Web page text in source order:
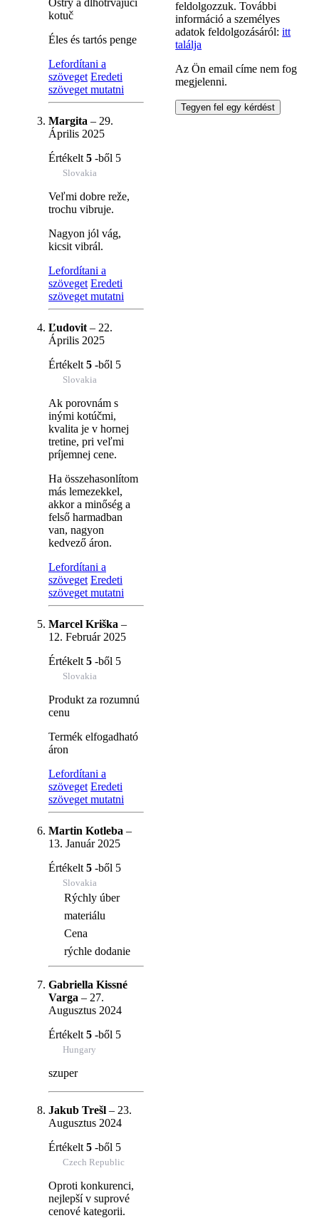
kotuč
Éles és tartós penge
Lefordítani a
szöveget Eredeti
szöveget mutatni
Margita – 29.
Április 2025
Értékelt 5 -ből 5
Slovakia
Veľmi dobre reže,
trochu vibruje.
Nagyon jól vág,
kicsit vibrál.
Lefordítani a
szöveget Eredeti
szöveget mutatni
Ľudovit – 22.
Április 2025
Értékelt 5 -ből 5
Slovakia
Ak porovnám s
inými kotúčmi,
kvalita je v hornej
tretine, pri veľmi
príjemnej cene.
Ha összehasonlítom
más lemezekkel,
akkor a minőség a
felső harmadban
van, nagyon
kedvező áron.
Lefordítani a
szöveget Eredeti
szöveget mutatni
Marcel Kriška –
12. Február 2025
Értékelt 5 -ből 5
Slovakia
Produkt za rozumnú
cenu
Termék elfogadható
áron
Lefordítani a
szöveget Eredeti
szöveget mutatni
Martin Kotleba –
13. Január 2025
Értékelt 5 -ből 5
Slovakia
Rýchly úber
materiálu
Cena
rýchle dodanie
Gabriella Kissné
Varga – 27.
Augusztus 2024
Értékelt 5 -ből 5
Hungary
szuper
Jakub Trešl – 23.
Augusztus 2024
Értékelt 5 -ből 5
Czech Republic
Oproti konkurenci,
nejlepší v suprové
cenové kategorii.
feldolgozzuk. További
információ a személyes
adatok feldolgozásáról:itt
találja
Az Ön email címe nem fog
megjelenni.